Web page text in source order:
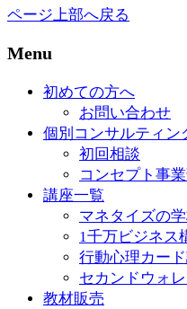
ページ上部へ戻る
Menu
初めての方へ
お問い合わせ
個別コンサルティン
初回相談
コンセプト事
講座一覧
マネタイズの
1千万ビジネス
行動心理カー
セカンドウォ
教材販売